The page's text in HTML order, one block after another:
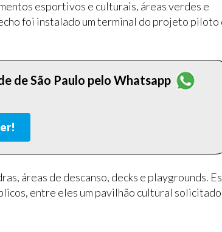
esportivos e culturais, áreas verdes e
foi instalado um terminal do projeto piloto
de São Paulo pelo Whatsapp
áreas de descanso, decks e playgrounds.
entre eles um pavilhão cultural solicitado